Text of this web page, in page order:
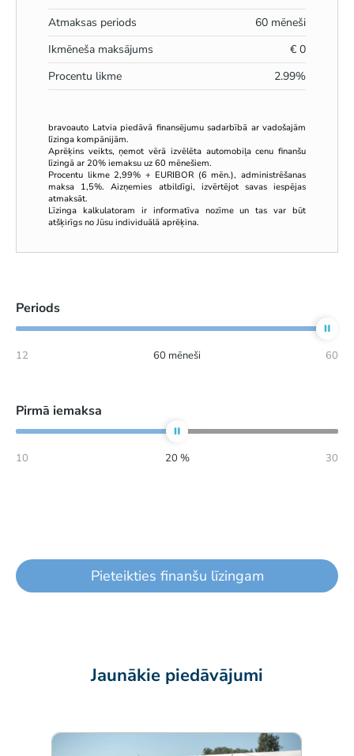
Atmaksas periods
60 mēneši
Ikmēneša maksājums
€ 0
Procentu likme
2.99%
bravoauto Latvia piedāvā finansējumu sadarbībā ar vadošajām
līzinga kompānijām.
Aprēķins veikts, ņemot vērā izvēlēta automobiļa cenu finanšu
līzingā ar 20% iemaksu uz 60 mēnešiem.
Procentu likme 2,99% + EURIBOR (6 mēn.), administrēšanas
maksa 1,5%. Aizņemies atbildīgi, izvērtējot savas iespējas
atmaksāt.
Līzinga kalkulatoram ir informatīva nozīme un tas var būt
atšķirīgs no Jūsu individuālā aprēķina.
Periods
12 60 mēneši 60
Pirmā iemaksa
10 20 % 30
Pieteikties finanšu līzingam
Jaunākie piedāvājumi